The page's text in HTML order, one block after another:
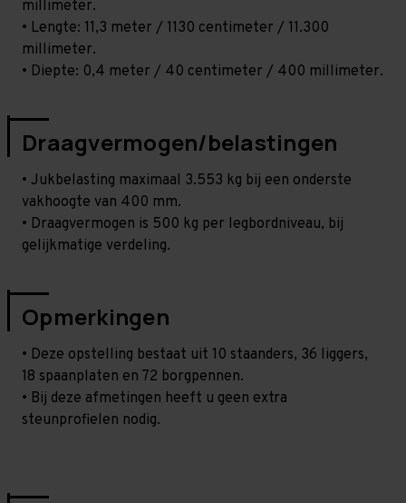
millimeter.
• Lengte: 11,3 meter / 1130 centimeter / 11.300
millimeter.
• Diepte: 0,4 meter / 40 centimeter / 400 millimeter.
Draagvermogen/belastingen
• Jukbelasting maximaal 3.553 kg bij een onderste
vakhoogte van 400 mm.
• Draagvermogen is 500 kg per legbordniveau, bij
gelijkmatige verdeling.
Opmerkingen
• Deze opstelling bestaat uit 10 staanders, 36 liggers,
18 spaanplaten en 72 borgpennen.
• Bij deze afmetingen heeft u geen extra
steunprofielen nodig.